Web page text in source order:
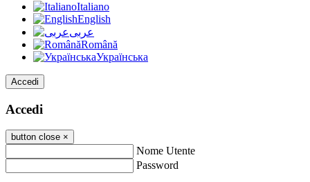
Italiano
English
عربى
Română
Українська
Accedi
Accedi
button close ×
Nome Utente
Password